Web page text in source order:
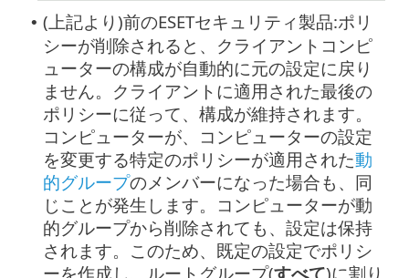
• (上記より)前のESETセキュリティ製品:ポリ
シーが削除されると、クライアントコンピ
ューターの構成が自動的に元の設定に戻り
ません。クライアントに適用された最後の
ポリシーに従って、構成が維持されます。
コンピューターが、コンピューターの設定
を変更する特定のポリシーが適用された動
的グループのメンバーになった場合も、同
じことが発生します。コンピューターが動
的グループから削除されても、設定は保持
されます。このため、既定の設定でポリシ
ーを作成し、ルートグループ(すべて)に割り